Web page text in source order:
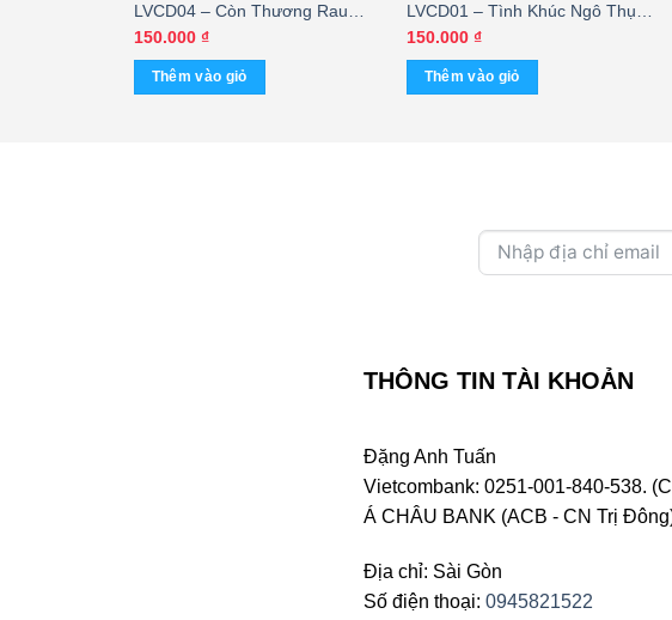
LVCD04 – Còn Thương Rau
Đắng Mọc Sau Hè – Hương Lan
150.000 ₫
Thêm vào giỏ
LVCD01 – Tình Khúc Ngô Thụy
Miên
150.000 ₫
Thêm vào giỏ
THÔNG TIN TÀI KHOẢN
Đặng Anh Tuấn
Vietcombank: 0251-001-840-538.
Á CHÂU BANK (ACB - CN Trị
Địa chỉ: Sài Gòn
Số điện thoại: 0945821522